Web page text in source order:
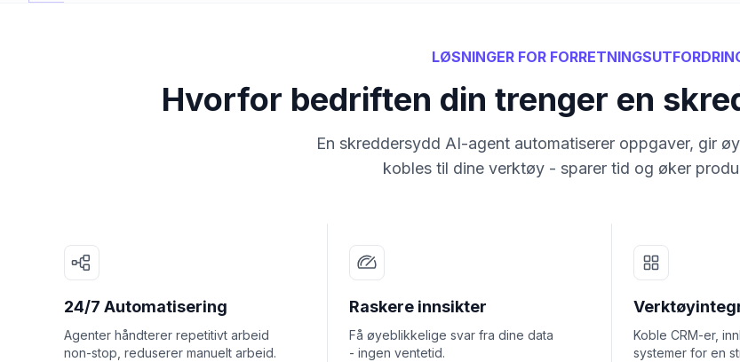
LØSNINGER FOR
Hvorfor bedriften din trenger en
En skreddersydd AI-agent automatiserer oppgaver, gir
kobles til dine verktøy - sparer tid og øker
24/7 Automatisering
Agenter håndterer repetitivt arbeid
non-stop, reduserer manuelt arbeid.
Raskere innsikter
Få øyeblikkelige svar fra dine data
- ingen ventetid.
Koble CRM-er,
systemer for en